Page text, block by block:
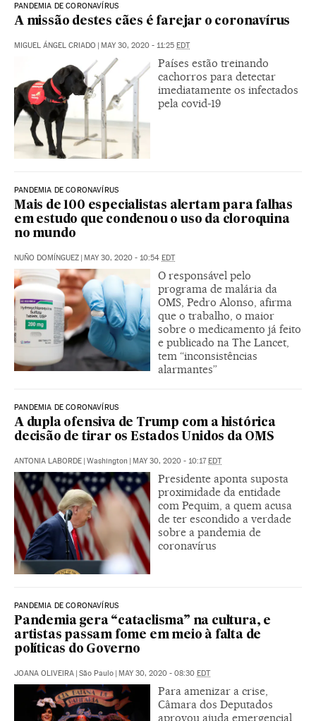
PANDEMIA DE CORONAVÍRUS
A missão destes cães é farejar o coronavírus
MIGUEL ÁNGEL CRIADO | MAY 30, 2020 - 11:25 EDT
Países estão treinando
cachorros para detectar
imediatamente os infectados
pela covid-19
PANDEMIA DE CORONAVÍRUS
Mais de 100 especialistas alertam para falhas
em estudo que condenou o uso da cloroquina
no mundo
NUÑO DOMÍNGUEZ | MAY 30, 2020 - 10:54 EDT
O responsável pelo
programa de malária da
OMS, Pedro Alonso, afirma
que o trabalho, o maior
sobre o medicamento já feito
e publicado na The Lancet,
tem “inconsistências
alarmantes”
PANDEMIA DE CORONAVÍRUS
A dupla ofensiva de Trump com a histórica
decisão de tirar os Estados Unidos da OMS
ANTONIA LABORDE | Washington | MAY 30, 2020 - 10:17EDT
Presidente aponta suposta
proximidade da entidade
com Pequim, a quem acusa
de ter escondido a verdade
sobre a pandemia de
coronavírus
PANDEMIA DE CORONAVÍRUS
Pandemia gera “cataclisma” na cultura, e
artistas passam fome em meio à falta de
políticas do Governo
JOANA OLIVEIRA | São Paulo | MAY 30, 2020 - 08:30 EDT
Para amenizar a crise,
Câmara dos Deputados
aprovou ajuda emergencial